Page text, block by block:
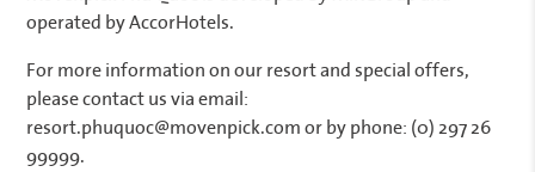
operated by AccorHotels.
For more information on our resort and special offers,
please contact us via email:
resort.phuquoc@movenpick.com or by phone: (0) 297 26
99999.